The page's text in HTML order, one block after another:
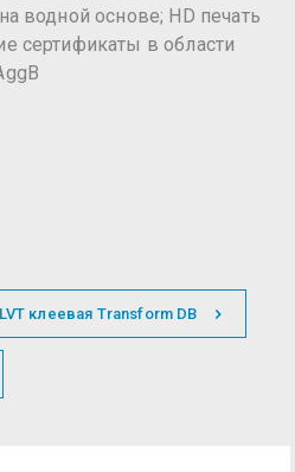
водной основе; HD печать
сертификаты в области
клеевая Transform DB